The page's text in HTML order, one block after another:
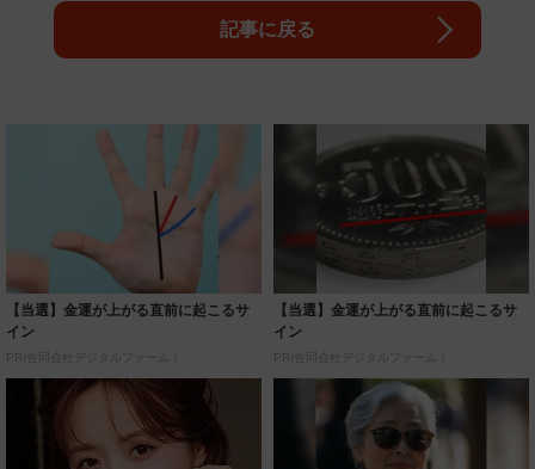
記事に戻る
【当選】金運が上がる直前に起こるサ
イン
PR(合同会社デジタルファーム )
【当選】金運が上がる直前に起こるサ
イン
PR(合同会社デジタルファーム )